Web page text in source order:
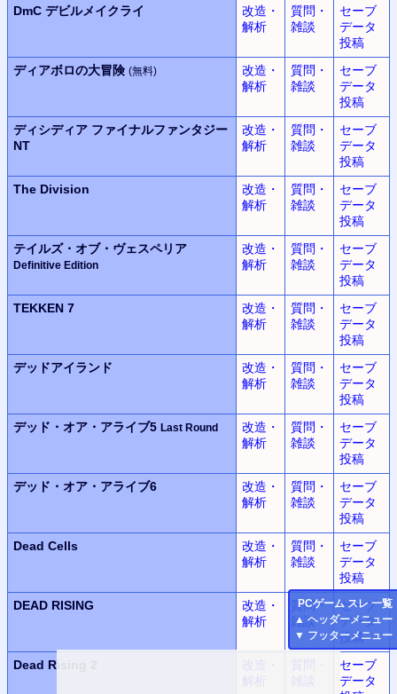
PCゲーム スレ 一覧
▲ ヘッダーメニュー
▼ フッターメニュー
DmC デビルメイクライ
改造・
解析
質問・
雑談
セーブ
データ
投稿
ディアボロの大冒険 (無料)
改造・
解析
質問・
雑談
セーブ
データ
投稿
ディシディア ファイナルファンタジー
NT
改造・
解析
質問・
雑談
セーブ
データ
投稿
The Division
改造・
解析
質問・
雑談
セーブ
データ
投稿
テイルズ・オブ・ヴェスペリア
Definitive Edition
改造・
解析
質問・
雑談
セーブ
データ
投稿
TEKKEN 7
改造・
解析
質問・
雑談
セーブ
データ
投稿
デッドアイランド
改造・
解析
質問・
雑談
セーブ
データ
投稿
デッド・オア・アライブ5 Last Round
改造・
解析
質問・
雑談
セーブ
データ
投稿
デッド・オア・アライブ6
改造・
解析
質問・
雑談
セーブ
データ
投稿
Dead Cells
改造・
解析
質問・
雑談
セーブ
データ
投稿
DEAD RISING
改造・
解析
質問・
雑談
セーブ
データ
投稿
Dead Rising 2
改造・
解析
質問・
雑談
セーブ
データ